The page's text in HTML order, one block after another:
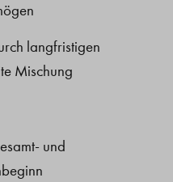
langfristigen
Mischung
und